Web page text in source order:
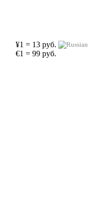
¥1 = 13 руб.
€1 = 99 руб.